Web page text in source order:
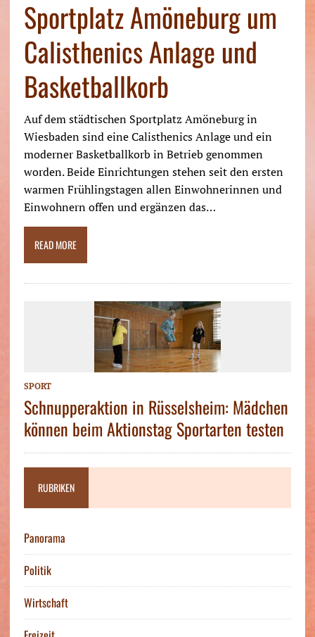
Sportplatz Amöneburg um
Calisthenics Anlage und
Basketballkorb
Auf dem städtischen Sportplatz Amöneburg in
Wiesbaden sind eine Calisthenics Anlage und ein
moderner Basketballkorb in Betrieb genommen
worden. Beide Einrichtungen stehen seit den ersten
warmen Frühlingstagen allen Einwohnerinnen und
Einwohnern offen und ergänzen das…
READ MORE
SPORT
Schnupperaktion in Rüsselsheim: Mädchen
können beim Aktionstag Sportarten testen
RUBRIKEN
Panorama
Politik
Wirtschaft